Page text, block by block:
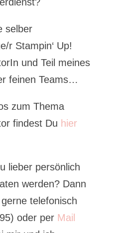
selber
r Stampin‘ Up!
und Teil meines
feinen Teams…
zum Thema
findest Du hier
lieber persönlich
werden? Dann
telefonisch
oder per Mail